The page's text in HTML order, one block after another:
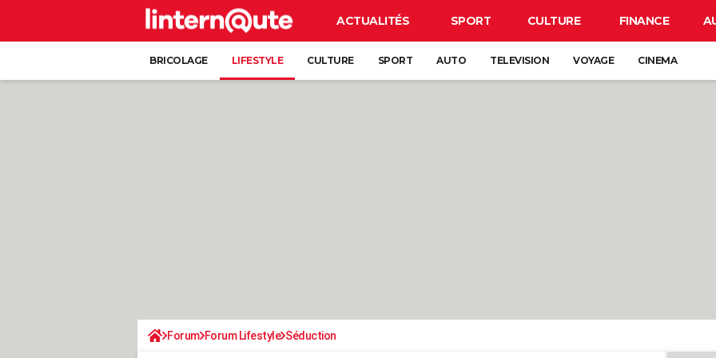
ACTUALITÉS SPORT CULTURE FINANCE
BRICOLAGE LIFESTYLE CULTURE SPORT AUTO TELEVISION VOYAGE CINEMA
Forum Forum Lifestyle Séduction